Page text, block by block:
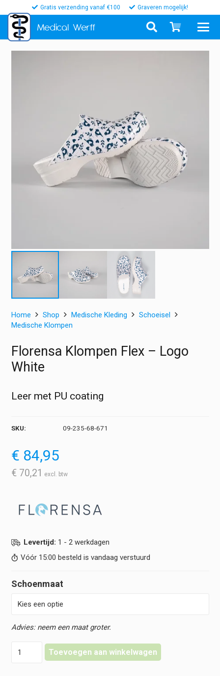
Gratis verzending vanaf €100 Graveren mogelijk!
Medical Werff
Home Shop Medische Kleding
Schoeisel
Medische Klompen
Florensa Klompen Flex – Logo
White
Leer met PU coating
SKU: 09-235-68-671
€ 84,95
€ 70,21
Levertijd: 1 - 2 werkdagen
Vóór 15:00 besteld is vandaag verstuurd
Schoenmaat
Klompen
Toevoegen aan winkelwagen